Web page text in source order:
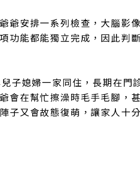
爺安排一系列檢查，大腦影
功能都能獨立完成，因此判
子媳婦一家同住，長期在門
會在幫忙擦澡時毛手毛腳，
子又會故態復萌，讓家人十